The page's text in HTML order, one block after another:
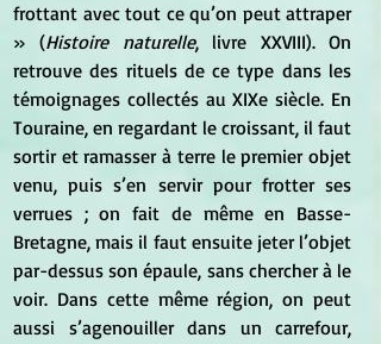
frottant avec tout ce qu’on peut attraper
» (Histoire naturelle, livre XXVIII). On
retrouve des rituels de ce type dans les
témoignages collectés au XIXe siècle. En
Touraine, en regardant le croissant, il faut
sortir et ramasser à terre le premier objet
venu, puis s’en servir pour frotter ses
verrues ; on fait de même en Basse-
Bretagne, mais il faut ensuite jeter l’objet
par-dessus son épaule, sans chercher à le
voir. Dans cette même région, on peut
aussi s’agenouiller dans un carrefour,